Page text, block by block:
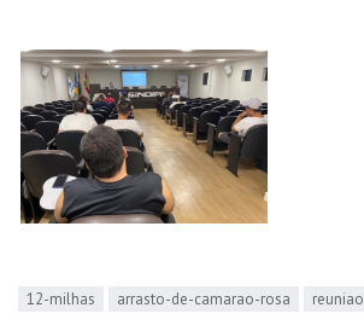
12-milhas arrasto-de-camarao-rosa reuniao